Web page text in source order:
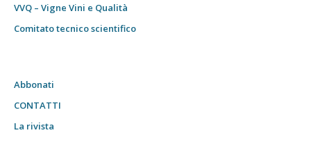
VVQ – Vigne Vini e Qualità
Comitato tecnico scientifico
Abbonati
CONTATTI
La rivista